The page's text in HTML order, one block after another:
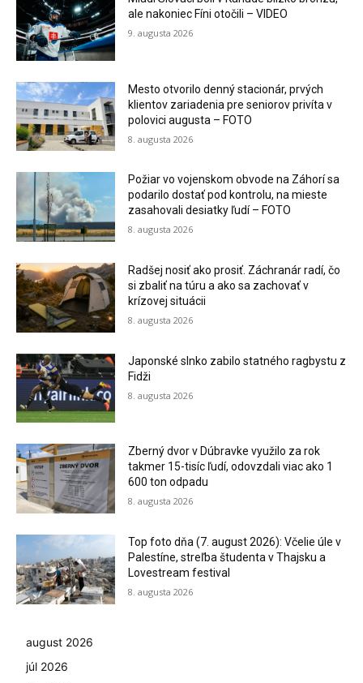
ale nakoniec Fíni otočili – VIDEO
9. augusta 2026
Mesto otvorilo denný stacionár, prvých
klientov zariadenia pre seniorov privíta v
polovici augusta – FOTO
8. augusta 2026
Požiar vo vojenskom obvode na Záhorí sa
podarilo dostať pod kontrolu, na mieste
zasahovali desiatky ľudí – FOTO
8. augusta 2026
Radšej nosiť ako prosiť. Záchranár radí, čo
si zbaliť na túru a ako sa zachovať v
krízovej situácii
8. augusta 2026
Japonské slnko zabilo statného ragbystu z
Fidži
8. augusta 2026
Zberný dvor v Dúbravke využilo za rok
takmer 15-tisíc ľudí, odovzdali viac ako 1
600 ton odpadu
8. augusta 2026
Top foto dňa (7. august 2026): Včelie úle v
Palestíne, streľba študenta v Thajsku a
Lovestream festival
8. augusta 2026
august 2026
júl 2026